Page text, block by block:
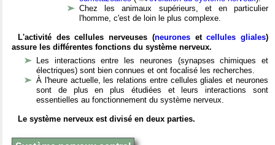
Chez les animaux supérieurs, et en particulier
l'homme, c'est de loin le plus complexe.
L'activité des cellules nerveuses (neuronesetcellules gliales)
assure les différentes fonctions du système nerveux.
Les interactions entre les neurones (synapses chimiques et
électriques) sont bien connues et ont focalisé les recherches.
À l'heure actuelle, les relations entre cellules gliales et neurones
sont de plus en plus étudiées et leurs interactions sont
essentielles au fonctionnement du système nerveux.
Le système nerveux est divisé en deux parties.